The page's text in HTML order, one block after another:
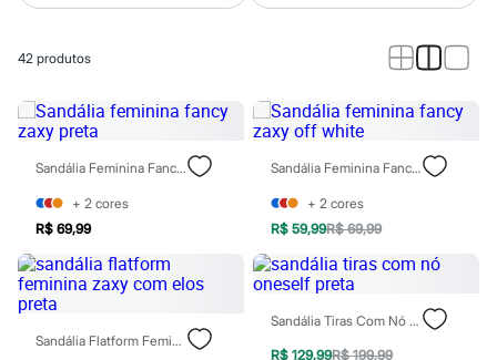
Calças
Jeans
Macacões
Saias
Shorts e Bermudas
Acessórios
Bolsas
Bonés e Chapéus
Bijoux
Cintos
Óculos
Calçados
42 produtos
Sandália Feminina Fancy Zaxy Preta
+ 2 cores
R$ 69,99
Sandália Feminina Fancy Zaxy Off White
+ 2 cores
R$ 59,99R$ 69,99
Sandália Flatform Feminina Zaxy Com Elos Preta
Sandália Tiras Com Nó Oneself Preta
R$ 129,99R$ 199,99